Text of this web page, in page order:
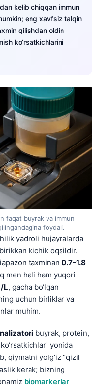
kelib chiqqan immun
eng xavfsiz talqin
qilishdan oldin
ko‘rsatkichlarini
faqat buyrak va immun
foydali.
yadroli hujayralarda
kichik oqsildir.
taxminan 0.7-1.8
men hali ham yuqori
L, gacha bo‘lgan
uchun birliklar va
muhim.
buyrak, protein,
yonida
qiymatni yolg‘iz “qizil
kerak; bizning
biomarkerlar